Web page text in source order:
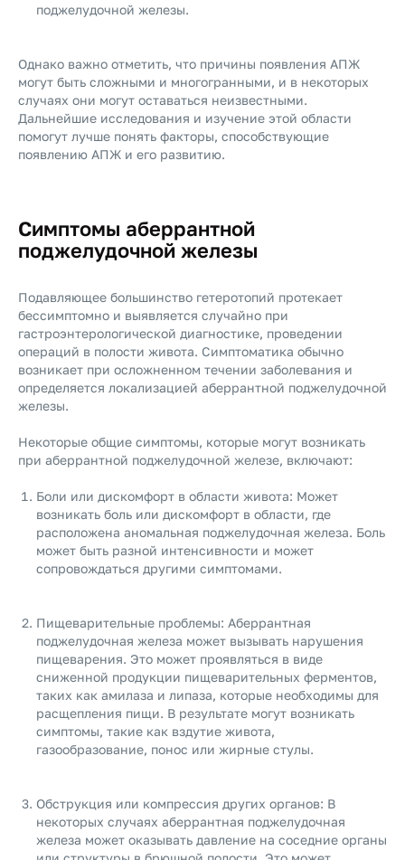
поджелудочной железы.
Однако важно отметить, что причины появления АПЖ
могут быть сложными и многогранными, и в некоторых
случаях они могут оставаться неизвестными.
Дальнейшие исследования и изучение этой области
помогут лучше понять факторы, способствующие
появлению АПЖ и его развитию.
Симптомы аберрантной
поджелудочной железы
Подавляющее большинство гетеротопий протекает
бессимптомно и выявляется случайно при
гастроэнтерологической диагностике, проведении
операций в полости живота. Симптоматика обычно
возникает при осложненном течении заболевания и
определяется локализацией аберрантной поджелудочной
железы.
Некоторые общие симптомы, которые могут возникать
при аберрантной поджелудочной железе, включают:
Боли или дискомфорт в области живота: Может
возникать боль или дискомфорт в области, где
расположена аномальная поджелудочная железа. Боль
может быть разной интенсивности и может
сопровождаться другими симптомами.
Пищеварительные проблемы: Аберрантная
поджелудочная железа может вызывать нарушения
пищеварения. Это может проявляться в виде
сниженной продукции пищеварительных ферментов,
таких как амилаза и липаза, которые необходимы для
расщепления пищи. В результате могут возникать
симптомы, такие как вздутие живота,
газообразование, понос или жирные стулы.
Обструкция или компрессия других органов: В
некоторых случаях аберрантная поджелудочная
железа может оказывать давление на соседние органы